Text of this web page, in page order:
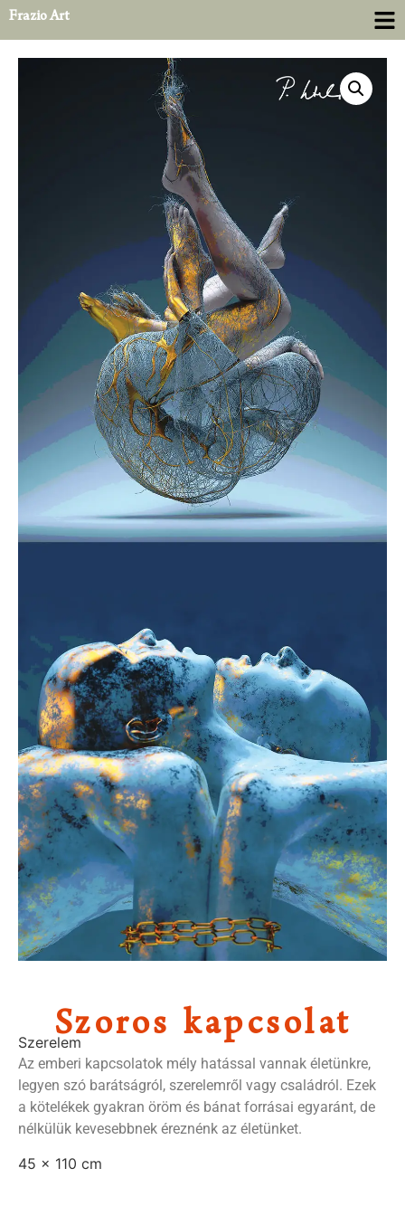
Frazio Art
Szoros kapcsolat
Szerelem
Az emberi kapcsolatok mély hatással vannak életünkre,
legyen szó barátságról, szerelemről vagy családról. Ezek
a kötelékek gyakran öröm és bánat forrásai egyaránt, de
nélkülük kevesebbnek éreznénk az életünket.
45 x 110 cm